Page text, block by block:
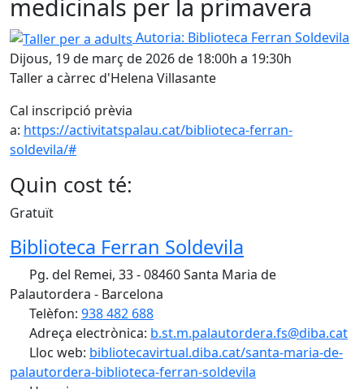
medicinals per la primavera
Taller per a adults
Autoria: Biblioteca Ferran Soldevila
Dijous, 19 de març de 2026 de 18:00h a 19:30h
Taller a càrrec d'Helena Villasante
Cal inscripció prèvia
a: https://activitatspalau.cat/biblioteca-ferran-
soldevila/#
Quin cost té:
Gratuït
Biblioteca Ferran Soldevila
Pg. del Remei, 33 - 08460 Santa Maria de
Palautordera - Barcelona
Telèfon: 938 482 688
Adreça electrònica: b.st.m.palautordera.fs@diba.cat
Lloc web: bibliotecavirtual.diba.cat/santa-maria-de-
palautordera-biblioteca-ferran-soldevila